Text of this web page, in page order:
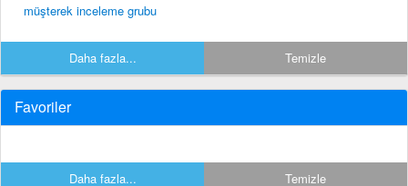
müşterek inceleme grubu
Daha fazla... Temizle
Favoriler
Daha fazla... Temizle